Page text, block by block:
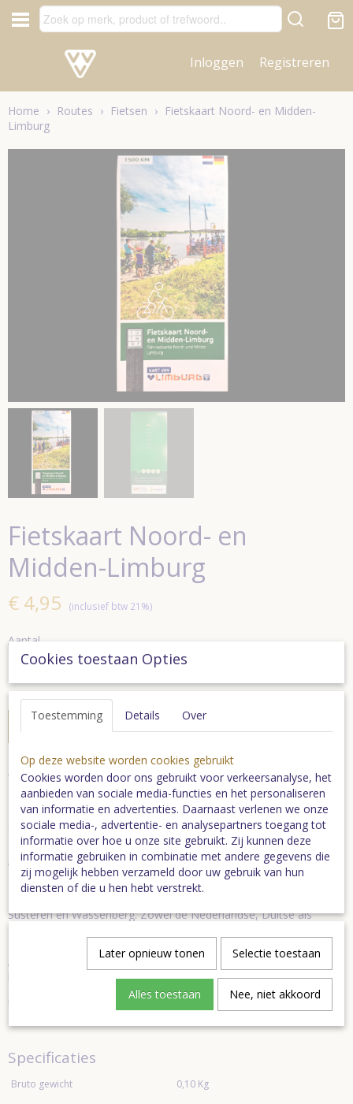
Inloggen Registreren
Home › Routes › Fietsen › Fietskaart Noord- en Midden-
Limburg
Fietskaart Noord- en
Midden-Limburg
€ 4,95 (inclusief btw 21%)
Aantal
In winkelwagen
Fietsknooppuntenkaart Noord- en Midden-Limburg
Nieuwste druk (2024) van de fietsknooppuntenkaart Noord- en
Midden-Limburg. Alle fietsknooppunten staan vermeld op deze
dubbelzijdige kaart.
Grensoverschrijdend
Van Grave, Cuijk, Gennep, Coch en Kevelaar tot Helmond,
Deurne, Sevenum en Velden. Van Eindhoven, Geldrop, Someren,
Susteren en Wassenberg. Zowel de Nederlandse, Duitse als
Als leuke extra staat op de kaart een lijstje van
horecagelegenheden waar fietsers welkom zijn.
Uitgever: Routebureau Noord- en MiddenLimburg,
Specificaties
Bruto gewicht 0,10 Kg
Cookies toestaan Opties
Toestemming Details Over
Op deze website worden cookies gebruikt
Cookies worden door ons gebruikt voor verkeersanalyse, het
aanbieden van sociale media-functies en het personaliseren
van informatie en advertenties. Daarnaast verlenen we onze
sociale media-, advertentie- en analysepartners toegang tot
informatie over hoe u onze site gebruikt. Zij kunnen deze
informatie gebruiken in combinatie met andere gegevens die
zij mogelijk hebben verzameld door uw gebruik van hun
diensten of die u hen hebt verstrekt.
Later opnieuw tonen Selectie toestaan
Alles toestaan Nee, niet akkoord